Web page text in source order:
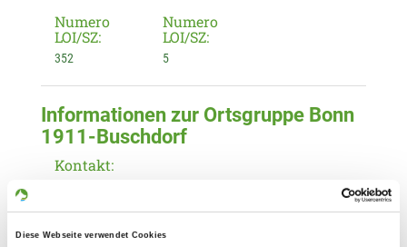
Diese Webseite verwendet Cookies
Numero
LOI/SZ:
352
Numero
LOI/SZ:
5
Informationen zur Ortsgruppe Bonn
1911-Buschdorf
Kontakt:
Rheinstr. 136
50389 Wesseling